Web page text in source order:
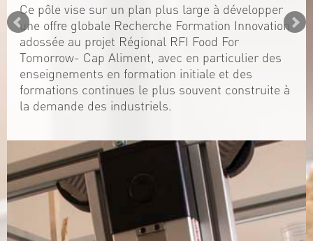
Ce pôle vise sur un plan plus large à développer
une offre globale Recherche Formation Innovation
adossée au projet Régional RFI Food For
Tomorrow- Cap Aliment, avec en particulier des
enseignements en formation initiale et des
formations continues le plus souvent construite à
la demande des industriels.